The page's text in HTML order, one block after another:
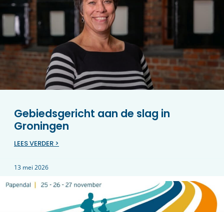
Gebiedsgericht aan de slag in
Groningen
LEES VERDER >
13 mei 2026